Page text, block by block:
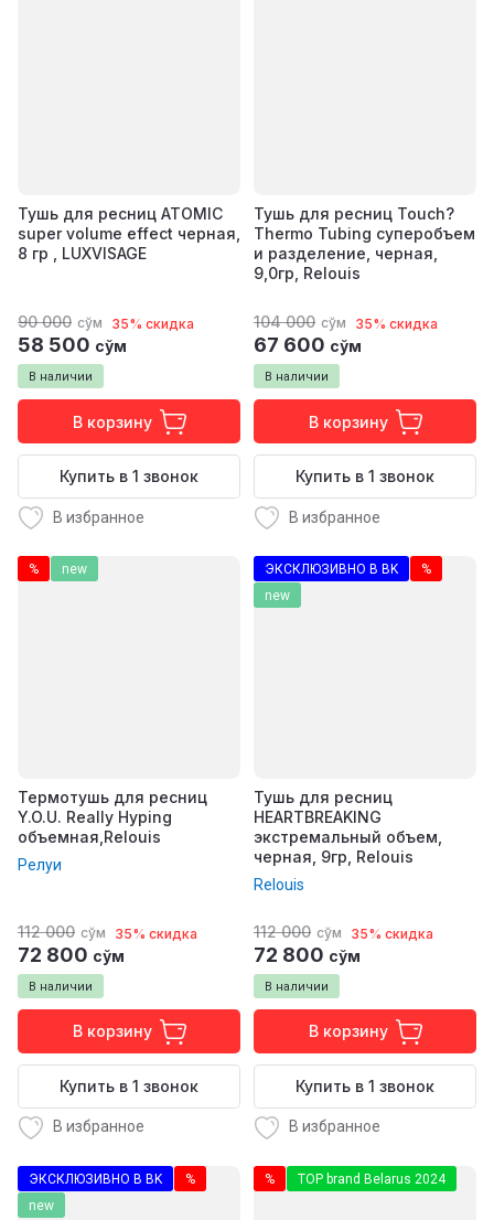
Тушь для ресниц ATOMIC
super volume effect черная,
8 гр , LUXVISAGE
В наличии
90 000 сўм 35% скидка
58 500 сўм
В корзину
Купить в 1 звонок
В избранное
Тушь для ресниц Touch?
Thermo Tubing суперобъем
и разделение, черная,
9,0гр, Relouis
В наличии
104 000 сўм 35% скидка
67 600 сўм
В корзину
Купить в 1 звонок
В избранное
% new
Термотушь для ресниц
Y.O.U. Really Hyping
объемная,Relouis
Релуи
В наличии
112 000 сўм 35% скидка
72 800 сўм
В корзину
Купить в 1 звонок
В избранное
ЭКСКЛЮЗИВНО В BK
%
new
Тушь для ресниц
HEARTBREAKING
экстремальный объем,
черная, 9гр, Relouis
Relouis
В наличии
112 000 сўм 35% скидка
72 800 сўм
В корзину
Купить в 1 звонок
В избранное
ЭКСКЛЮЗИВНО В BK
%
new
% TOP brand Belarus 2024